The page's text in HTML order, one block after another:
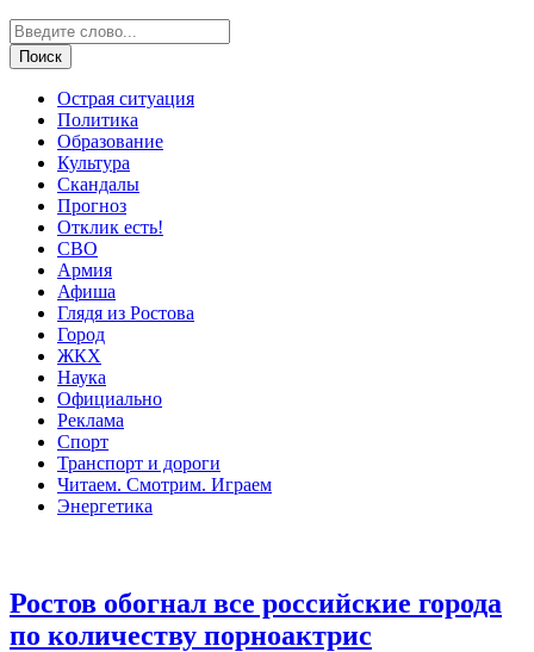
Острая ситуация
Политика
Образование
Культура
Скандалы
Прогноз
Отклик есть!
СВО
Армия
Афиша
Глядя из Ростова
Город
ЖКХ
Наука
Официально
Реклама
Спорт
Транспорт и дороги
Читаем. Смотрим. Играем
Энергетика
Ростов обогнал все российские города
по количеству порноактрис